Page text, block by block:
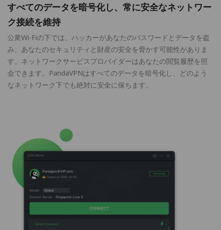
すべてのデータを暗号化し、常に安全なネットワー
ク接続を維持
公衆Wi-Fiの下では、ハッカーがあなたのパスワードとデータを盗
み、あなたのセキュリティと財産の安全を脅かす可能性がありま
す。ネットワークサービスプロバイダーはあなたの閲覧履歴を照
会できます。PandaVPNはすべてのデータを暗号化し、どのよう
なネットワーク下でも絶対に安全に保ちます。